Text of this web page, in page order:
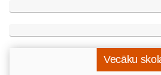
Vecāku